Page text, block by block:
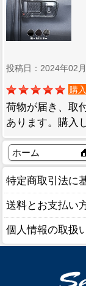
投稿日：2024年02
購
荷物が届き、取
あります。購入
ホーム
特定商取引法に
送料とお支払い
個人情報の取扱